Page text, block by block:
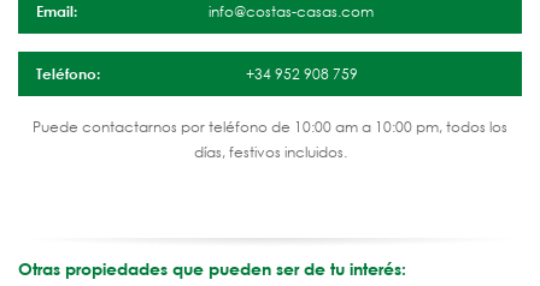
Email: info@costas-casas.com
Teléfono: +34 952 908 759
Puede contactarnos por teléfono de 10:00 am a 10:00 pm, todos los
días, festivos incluidos.
Otras propiedades que pueden ser de tu interés: